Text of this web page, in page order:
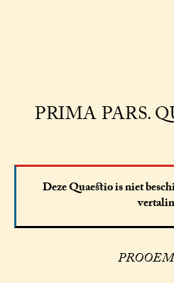
PRIMA PARS.
Deze Quaestio is niet